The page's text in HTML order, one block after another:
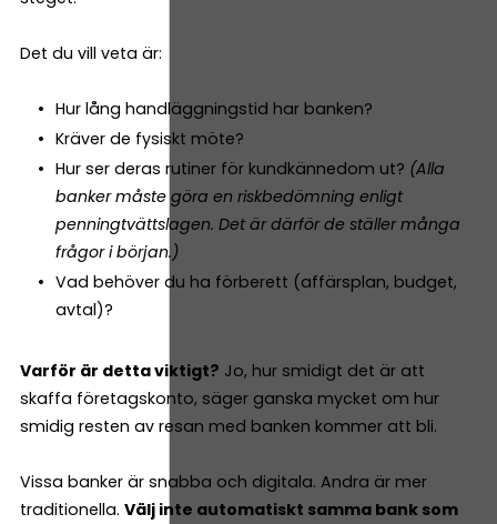
Det du vill veta är:
Hur lång handläggningstid har banken?
Kräver de fysiskt möte?
Hur ser deras rutiner för kundkännedom ut? (Alla
banker måste göra en riskbedömning enligt
penningtvättslagen. Det är därför de ställer många
frågor i början.)
Vad behöver du ha förberett (affärsplan, budget,
avtal)?
Varför är detta viktigt? Jo, hur smidigt det är att
skaffa företagskonto, säger ganska mycket om hur
smidig resten av resan med banken kommer att bli.
Vissa banker är snabba och digitala. Andra är mer
traditionella. Välj inte automatiskt samma bank som